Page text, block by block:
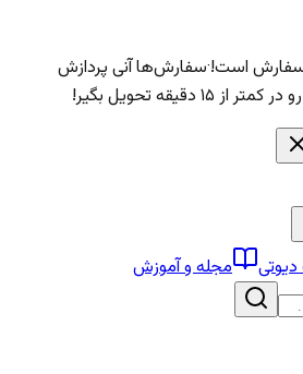
سفارش است!·سفارش‌ها آنی پردازش
تحویل بگیر!
دیوتی مجله و آموزش